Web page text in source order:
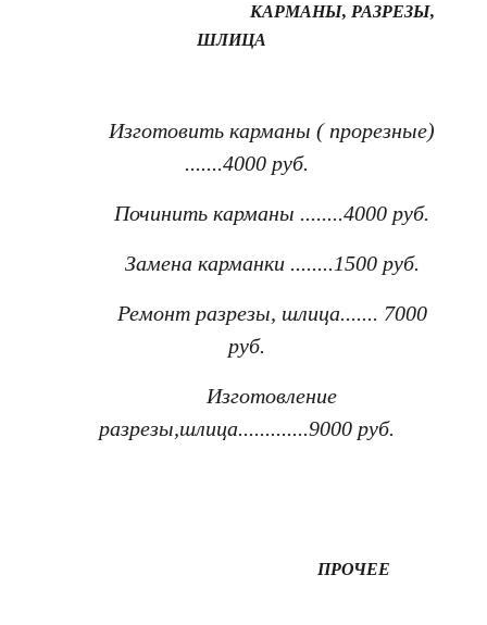
КАРМАНЫ, РАЗРЕЗЫ,
ШЛИЦА
Изготовить карманы ( прорезные)
.......4000 руб.
Починить карманы ........4000 руб.
Замена карманки ........1500 руб.
Ремонт разрезы, шлица....... 7000
руб.
Изготовление
разрезы,шлица.............9000 руб.
ПРОЧЕЕ